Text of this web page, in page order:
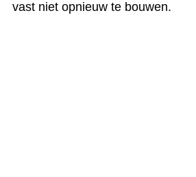
vast niet opnieuw te bouwen.